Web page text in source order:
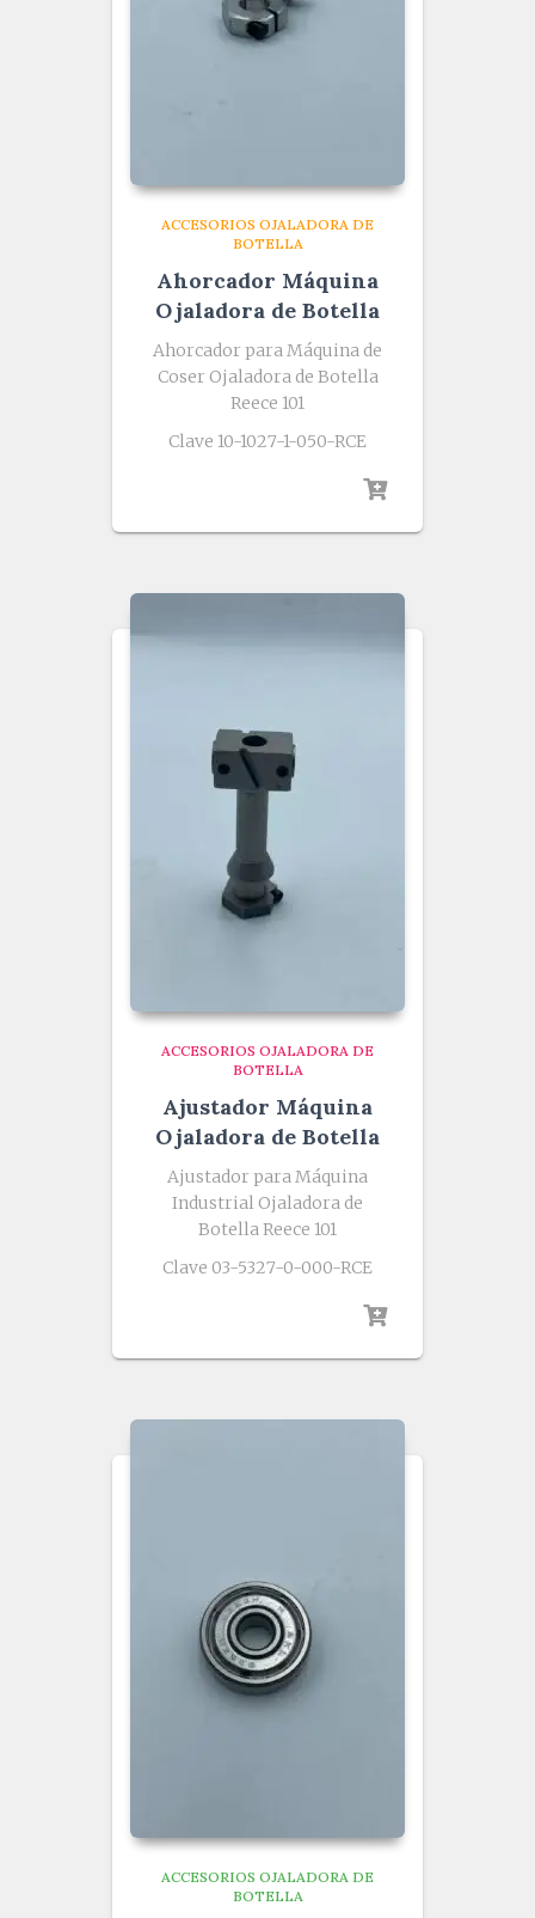
ACCESORIOS OJALADORA DE
BOTELLA
Ahorcador Máquina
Ojaladora de Botella
Ahorcador para Máquina de
Coser Ojaladora de Botella
Reece 101
Clave 10-1027-1-050-RCE
ACCESORIOS OJALADORA DE
BOTELLA
Ajustador Máquina
Ojaladora de Botella
Ajustador para Máquina
Industrial Ojaladora de
Botella Reece 101
Clave 03-5327-0-000-RCE
ACCESORIOS OJALADORA DE
BOTELLA